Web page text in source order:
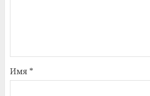
Имя *